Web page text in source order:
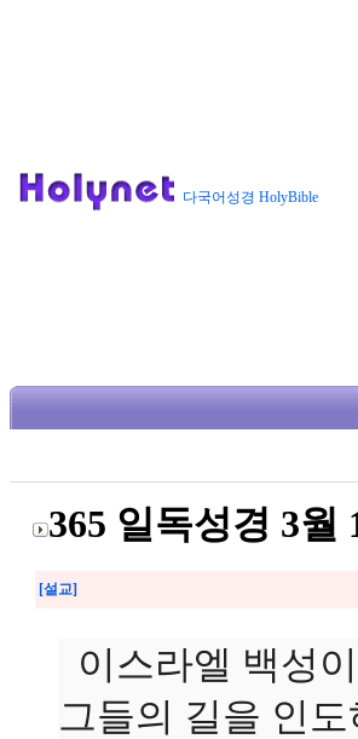
다국어성경 HolyBible
365 일독성경 3월
[설교]
이스라엘 백성
그들의 길을 인